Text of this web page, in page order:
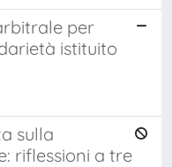
per
istituito
sulla
riflessioni a tre